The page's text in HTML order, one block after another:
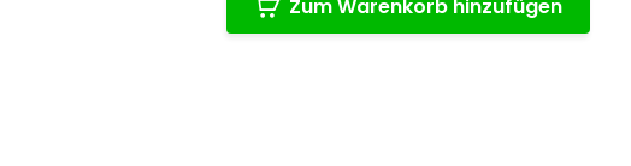
Zum Warenkorb hinzufügen